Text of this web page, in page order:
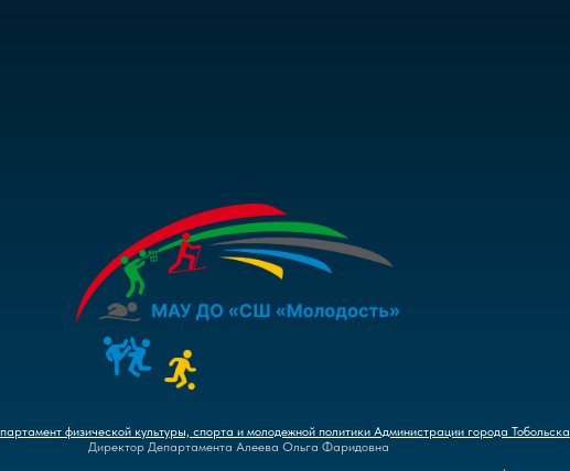
физической культуры, спорта и молодежной политики Администрации города Тобольска
Директор Департамента Алеева Ольга Фаридовна